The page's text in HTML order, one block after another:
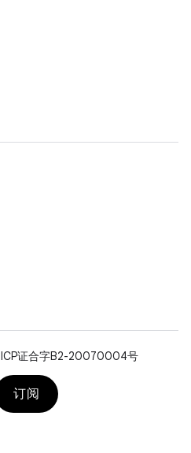
ICP证合字B2-20070004号
订阅